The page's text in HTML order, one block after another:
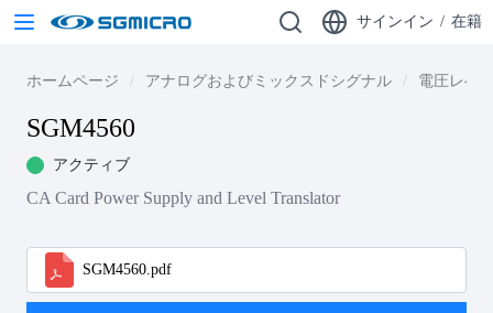
サインイン / 在籍
ホームページ アナログおよびミックスドシグナル 電圧レベ
SGM4560
アクティブ
CA Card Power Supply and Level Translator
SGM4560.pdf